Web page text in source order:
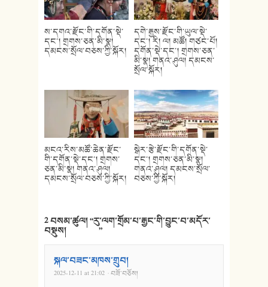
ས་དགའ་རྫོང་གི་དགོན་སྡེ་
དང་། གྲགས་ཅན་མི་སྣ།
དམངས་སྲོལ་བཅས་ཀྱི་སྐོར།
དགེ་རྒྱས་རྫོང་གི་ཡུལ་སྡེ་
དང་། རི། ལ། མཚོ། གཙང་པོ།
དགོན་སྡེ་དང་། གྲགས་ཅན་
མི་སྣ། གནའ་ཤུལ། དམངས་
སྲོལ་སྐོར།
མངའ་རིས་མཚོ་ཆེན་རྫོང་
གི་དགོན་སྡེ་དང་། གྲགས་
ཅན་མི་སྣ། གནའ་ཤུལ།
དམངས་སྲོལ་བཅས་ཀྱི་སྐོར།
སྒེར་རྩེ་རྫོང་གི་དགོན་སྡེ་
དང་། གྲགས་ཅན་མི་སྣ།
གནའ་ཤུལ། དམངས་སྲོལ་
བཅས་ཀྱི་སྐོར།
2 བསམ་ཚུལ། “རུ་ལག་གྲོམ་པ་རྒྱང་གི་བྱུང་བ་མདོར་
བསྡུས།”
སྐལ་བཟང་མཁས་གྲུབ།
2025-12-11 at 21:02 · བཟོ་བཅོས།